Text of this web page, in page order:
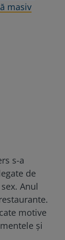
masiv
s-a
de
Anul
motive
și